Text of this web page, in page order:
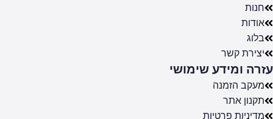
חנות
אודות
בלוג
יצירת קשר
עזרה ומידע שימושי
מעקב הזמנה
תקנון אתר
מדיניות פרטיות